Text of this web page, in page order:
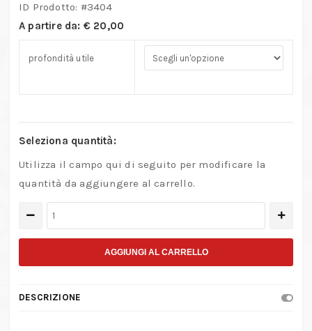
ID Prodotto: #3404
A partire da: € 20,00
profondità utile
Seleziona quantità:
Utilizza il campo qui di seguito per modificare la
quantità da aggiungere al carrello.
Archetti
e
fine
AGGIUNGI AL CARRELLO
DESCRIZIONE